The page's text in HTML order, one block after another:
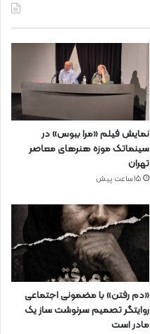
نمایش فیلم «مرا ببوس» در
سینماتک موزه هنرهای معاصر
تهران
15 ساعت پیش
«دم رفتن» با مضمونی اجتماعی
روایتگر تصمیم سرنوشت ساز یک
مادر است